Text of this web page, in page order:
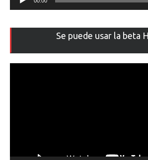
Se puede usar la beta